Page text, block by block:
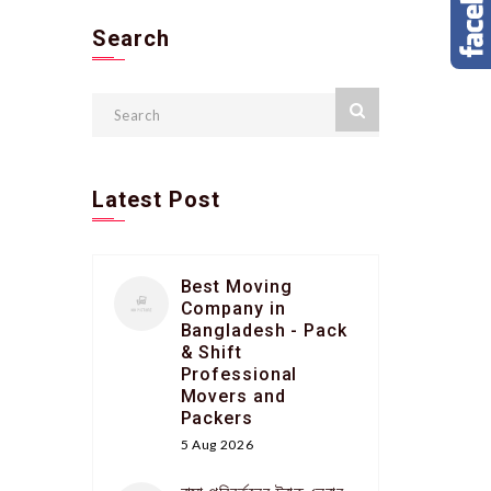
Search
Latest Post
Best Moving
Company in
Bangladesh - Pack
& Shift
Professional
Movers and
Packers
5 Aug 2026